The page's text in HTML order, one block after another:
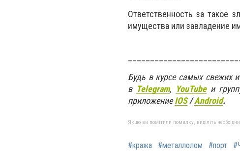
Ответственность за такое
имущества или завладение
Будь в курсе самых свежих
в Telegram, YouTubeи
приложениеIOS/Android.
Якщо ви помітили помилку, виділіть
#кража #металлолом #порт